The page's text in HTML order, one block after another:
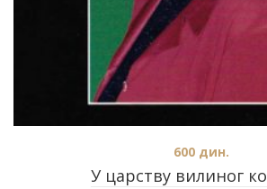
У царству вилиног
600 дин.